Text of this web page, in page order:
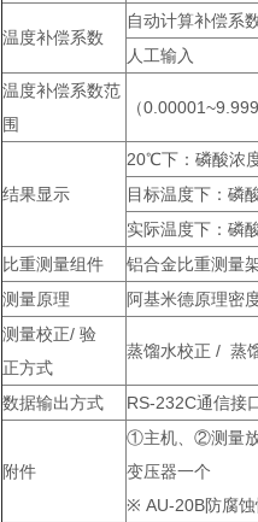
温度补偿系数
自动计算补偿系
人工输入
温度补偿系数范
围
（
结果显示
20℃下：磷酸浓
目标温度下：磷
实际温度下：磷
比重测量组件
铝合金比重测量
测量原理
阿基米德原理密
测量校正/ 验
正方式
蒸馏水校正 / 蒸
数据输出方式 RS-232C通信接
附件
①主机、②测量
变压器一个
※ AU-20B防腐蚀